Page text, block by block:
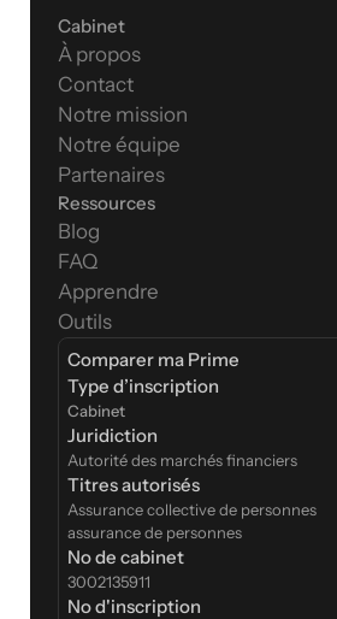
Cabinet
À propos
Contact
Notre mission
Notre équipe
Partenaires
Ressources
Blog
FAQ
Apprendre
Outils
Comparer ma Prime
Type d’inscription
Cabinet
Juridiction
Autorité des marchés financiers
Titres autorisés
Assurance collective de personnes
assurance de personnes
No de cabinet
3002135911
No d'inscription